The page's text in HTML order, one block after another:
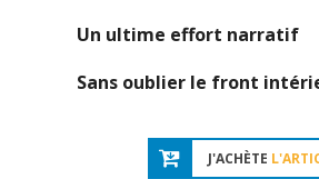
Un ultime effort narratif
Sans oublier le front
J'ACHÈTE